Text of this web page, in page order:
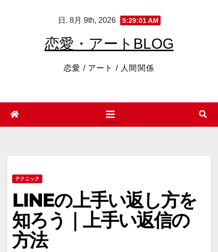
日. 8月 9th, 2026 5:29:02 AM
恋愛・アートBLOG
恋愛 / アート / 人間関係
テクニック
LINEの上手い返し方を
知ろう｜上手い返信の
方法